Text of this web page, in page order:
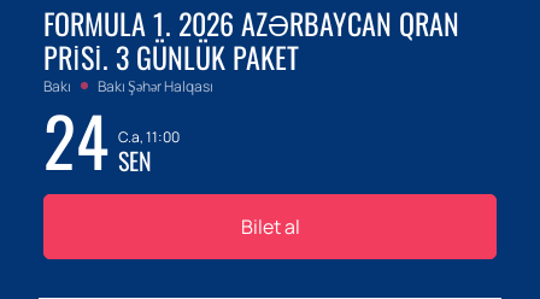
FORMULA 1. 2026 AZƏRBAYCAN QRAN
PRISI. 3 GÜNLÜK PAKET
Bakı Bakı Şəhər Halqası
24 C.a, 11:00
SEN
Bilet al